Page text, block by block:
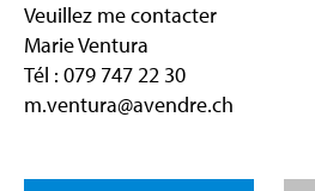
Veuillez me contacter
Marie Ventura
Tél : 079 747 22 30
m.ventura@avendre.ch